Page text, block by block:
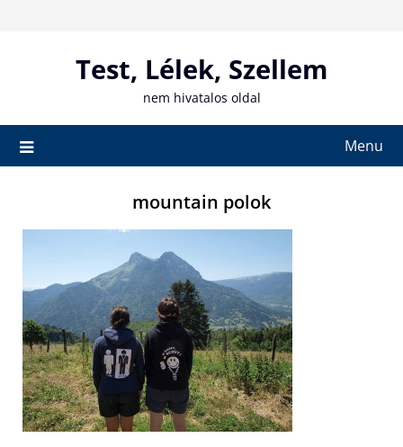
Test, Lélek, Szellem
nem hivatalos oldal
Menu
mountain polok